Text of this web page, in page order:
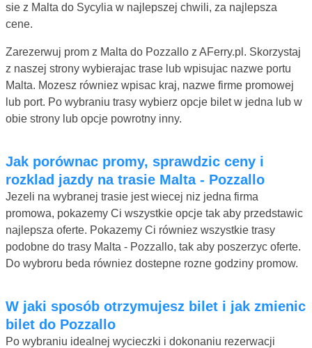
sie z Malta do Sycylia w najlepszej chwili, za najlepsza
cene.
Zarezerwuj prom z Malta do Pozzallo z AFerry.pl. Skorzystaj
z naszej strony wybierajac trase lub wpisujac nazwe portu
Malta. Mozesz równiez wpisac kraj, nazwe firme promowej
lub port. Po wybraniu trasy wybierz opcje bilet w jedna lub w
obie strony lub opcje powrotny inny.
Jak porównac promy, sprawdzic ceny i
rozklad jazdy na trasie Malta - Pozzallo
Jezeli na wybranej trasie jest wiecej niz jedna firma
promowa, pokazemy Ci wszystkie opcje tak aby przedstawic
najlepsza oferte. Pokazemy Ci równiez wszystkie trasy
podobne do trasy Malta - Pozzallo, tak aby poszerzyc oferte.
Do wybroru beda równiez dostepne rozne godziny promow.
W jaki sposób otrzymujesz bilet i jak zmienic
bilet do Pozzallo
Po wybraniu idealnej wycieczki i dokonaniu rezerwacji